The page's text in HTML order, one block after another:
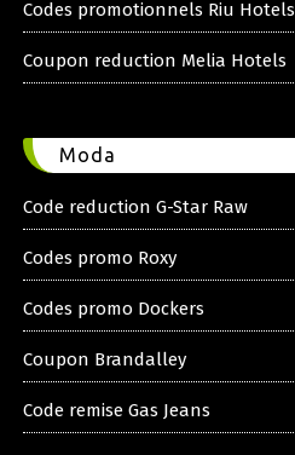
Codes promotionnels Riu Hotels
Coupon reduction Melia Hotels
Moda
Code reduction G-Star Raw
Codes promo Roxy
Codes promo Dockers
Coupon Brandalley
Code remise Gas Jeans